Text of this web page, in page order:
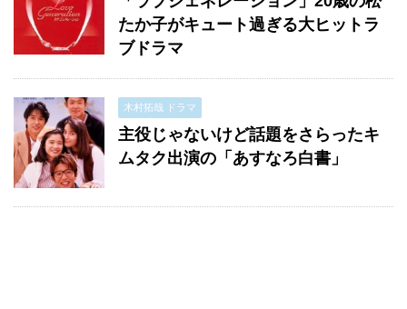
たか子がキュート過ぎる大ヒットラ
ブドラマ
木村拓哉 ドラマ
主役じゃないけど話題をさらったキ
ムタク出演の「あすなろ白書」